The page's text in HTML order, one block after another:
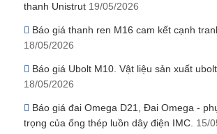
thanh Unistrut 19/05/2026
Báo giá thanh ren M16 cam kết cạnh
18/05/2026
Báo giá Ubolt M10. Vật liệu sản xuất
18/05/2026
Báo giá đai Omega D21, Đai Omega -
trọng của ống thép luồn dây điện IMC. 15/